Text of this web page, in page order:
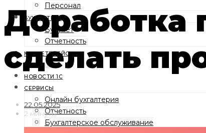
Персонал
БУХГАЛТЕРУ
Бухучет
Отчетность
МАРКЕТПЛЕЙСЫ
1С:ФРЕШ
НОВОСТИ 1С
СЕРВИСЫ
Онлайн бухгалтерия
Отчетность
Бухгалтерское обслуживание
Доработка
сделать
22.05.2025
2 минуты